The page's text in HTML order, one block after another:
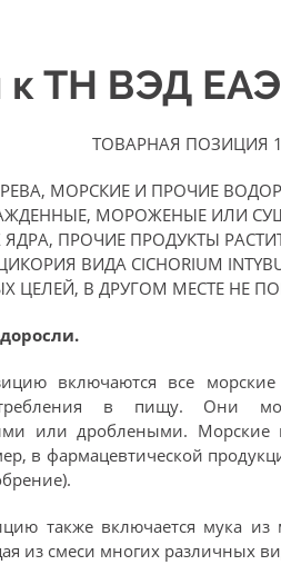
к ТН ВЭД
ТОВАРНАЯ ПОЗИЦИЯ
МОРСКИЕ И ПРОЧИЕ
МОРОЖЕНЫЕ ИЛИ
ПРОЧИЕ ПРОДУКТЫ
ВИДА CICНORIUM
ЦЕЛЕЙ, В ДРУГОМ МЕСТЕ НЕ
включаются все
в пищу. Они
или дроблеными. Морские
в фармацевтической
также включается мука
из смеси многих различных